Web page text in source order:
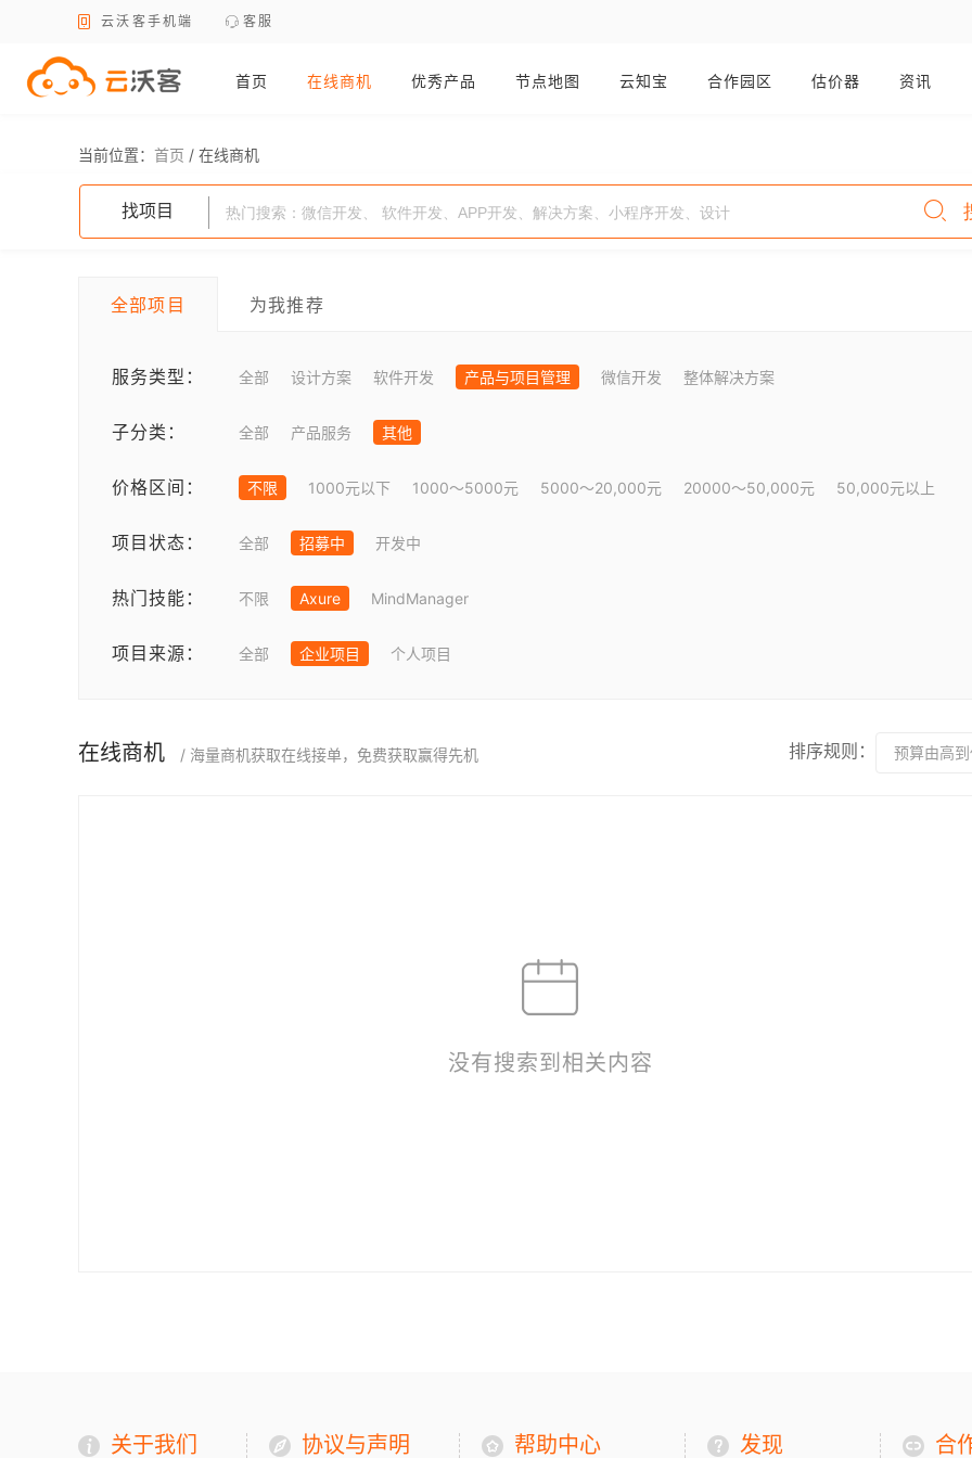
云沃客手机端 客服
首页 在线商机 优秀产品 节点地图 云知宝 合作园区 估价器 资讯
当前位置： 首页 / 在线商机
找项目
全部项目 为我推荐
服务类型： 全部 设计方案 软件开发 产品与项目管理 微信开发 整体解决方案
子分类： 全部 产品服务 其他
价格区间： 不限 1000元以下 1000～5000元 5000～20,000元 20000～50,000元 50,000元以上
项目状态： 全部 招募中 开发中
热门技能： 不限 Axure MindManager
项目来源： 全部 企业项目 个人项目
在线商机 / 海量商机获取在线接单，免费获取赢得先机 排序规则： 预算由高
没有搜索到相关内容
关于我们 协议与声明 帮助中心 发现 合